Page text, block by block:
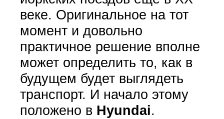
веке. Оригинальное на тот
момент и довольно
практичное решение вполне
может определить то, как в
будущем будет выглядеть
транспорт. И начало этому
положено в Hyundai.